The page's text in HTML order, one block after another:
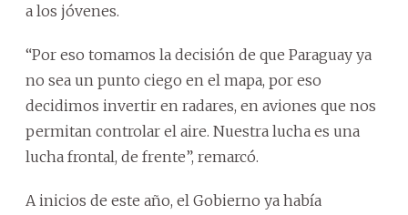
a los jóvenes.
“Por eso tomamos la decisión de que Paraguay ya
no sea un punto ciego en el mapa, por eso
decidimos invertir en radares, en aviones que nos
permitan controlar el aire. Nuestra lucha es una
lucha frontal, de frente”, remarcó.
A inicios de este año, el Gobierno ya había